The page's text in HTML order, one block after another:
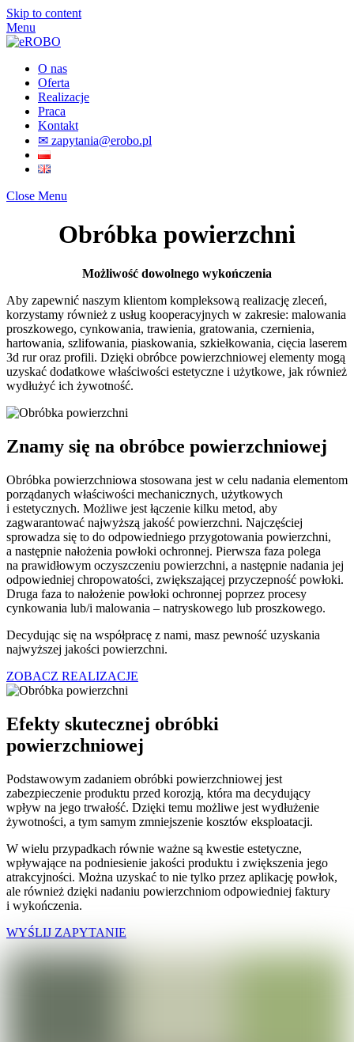
Skip to content
Menu
O nas
Oferta
Realizacje
Praca
Kontakt
✉ zapytania@erobo.pl
Close Menu
Obróbka powierzchni
Możliwość dowolnego wykończenia
Aby zapewnić naszym klientom kompleksową realizację zleceń,
korzystamy również z usług kooperacyjnych w zakresie: malowania
proszkowego, cynkowania, trawienia, gratowania, czernienia,
hartowania, szlifowania, piaskowania, szkiełkowania, cięcia laserem
3d rur oraz profili. Dzięki obróbce powierzchniowej elementy mogą
uzyskać dodatkowe właściwości estetyczne i użytkowe, jak również
wydłużyć ich żywotność.
Znamy się na obróbce powierzchniowej
Obróbka powierzchniowa stosowana jest w celu nadania elementom
porządanych właściwości mechanicznych, użytkowych
i estetycznych. Możliwe jest łączenie kilku metod, aby
zagwarantować najwyższą jakość powierzchni. Najczęściej
sprowadza się to do odpowiedniego przygotowania powierzchni,
a następnie nałożenia powłoki ochronnej. Pierwsza faza polega
na prawidłowym oczyszczeniu powierzchni, a następnie nadania jej
odpowiedniej chropowatości, zwiększającej przyczepność powłoki.
Druga faza to nałożenie powłoki ochronnej poprzez procesy
cynkowania lub/i malowania – natryskowego lub proszkowego.
Decydując się na współpracę z nami, masz pewność uzyskania
najwyższej jakości powierzchni.
ZOBACZ REALIZACJE
Efekty skutecznej obróbki
powierzchniowej
Podstawowym zadaniem obróbki powierzchniowej jest
zabezpieczenie produktu przed korozją, która ma decydujący
wpływ na jego trwałość. Dzięki temu możliwe jest wydłużenie
żywotności, a tym samym zmniejszenie kosztów eksploatacji.
W wielu przypadkach równie ważne są kwestie estetyczne,
wpływające na podniesienie jakości produktu i zwiększenia jego
atrakcyjności. Można uzyskać to nie tylko przez aplikację powłok,
ale również dzięki nadaniu powierzchniom odpowiedniej faktury
i wykończenia.
WYŚLIJ ZAPYTANIE